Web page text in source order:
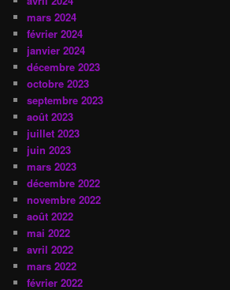
mars 2024
février 2024
janvier 2024
décembre 2023
octobre 2023
septembre 2023
août 2023
juillet 2023
juin 2023
mars 2023
décembre 2022
novembre 2022
août 2022
mai 2022
avril 2022
mars 2022
février 2022